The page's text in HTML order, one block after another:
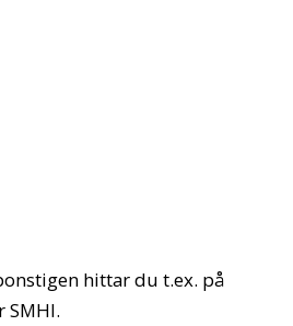
hittar du t.ex. på
SMHI.